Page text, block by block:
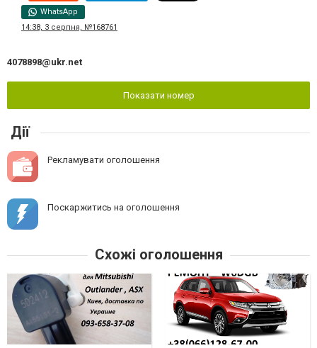
WhatsApp
14:38, 3 серпня, №168761
4078898@ukr.net
Показати номер
Дії
Рекламувати оголошення
Поскаржитись на оголошення
Схожі оголошення